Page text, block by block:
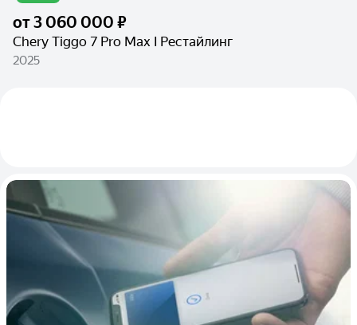
от3 060 000 ₽
Chery Tiggo 7 Pro Max I Рестайлинг
2025